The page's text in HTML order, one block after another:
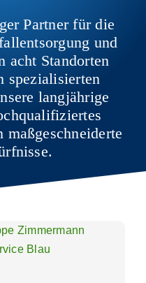
Partner für die
und
acht Standorten
spezialisierten
langjährige
maßgeschneiderte